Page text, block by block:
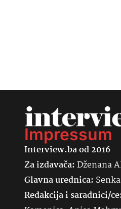
Impressum
Interview.ba od 2016
Za izdavača:Dženana
Glavna urednica: Senka
Redakcija i saradnici/